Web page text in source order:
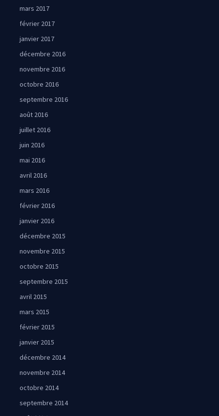
mars 2017
février 2017
janvier 2017
décembre 2016
novembre 2016
octobre 2016
septembre 2016
août 2016
juillet 2016
juin 2016
mai 2016
avril 2016
mars 2016
février 2016
janvier 2016
décembre 2015
novembre 2015
octobre 2015
septembre 2015
avril 2015
mars 2015
février 2015
janvier 2015
décembre 2014
novembre 2014
octobre 2014
septembre 2014